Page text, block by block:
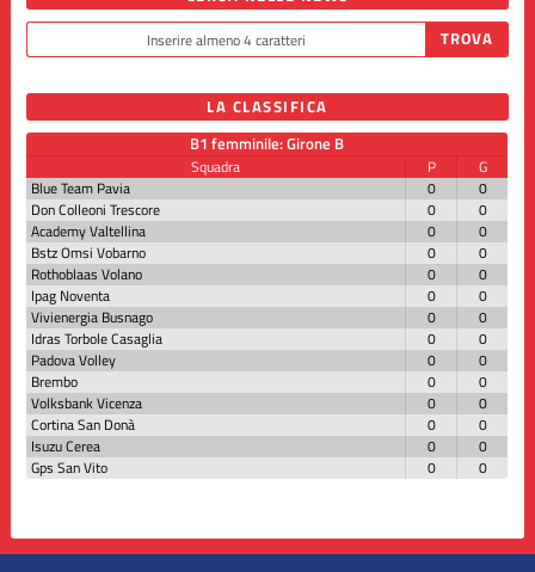
LA CLASSIFICA
B1 femminile: Girone B
Squadra P
G
Blue Team Pavia
0
0
Don Colleoni Trescore
0
0
Academy Valtellina
0
0
Bstz Omsi Vobarno
0
0
Rothoblaas Volano
0
0
Ipag Noventa
0
0
Vivienergia Busnago
0
0
Idras Torbole Casaglia
0
0
Padova Volley
0
0
Brembo
0
0
Volksbank Vicenza
0
0
Cortina San Donà
0
0
Isuzu Cerea
0
0
Gps San Vito
0 0